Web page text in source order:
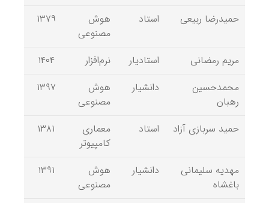
حمیدرضا ربیعی
استاد
هوش
مصنوعی
۱۳۷۹
مریم رمضانی استادیار نرم‌افزار
۱۴۰۴
محمدحسین
رهبان
دانشیار
هوش
مصنوعی
۱۳۹۷
حمید سربازی آزاد استاد
معماری
کامپیوتر
۱۳۸۱
مهدیه سلیمانی
باغشاه
دانشیار
هوش
مصنوعی
۱۳۹۱